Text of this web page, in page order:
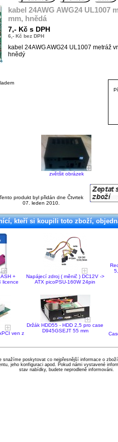
kabel 24AWG AWG24 UL1007
mm, hnědá
7,- Kč s DPH
6,- Kč bez DPH
kabel 24AWG AWG24 UL1007 metráž
hnědý
zvětšit obrázek
produkt byl přidán dne Čtvrtek
07. leden 2010.
kteří si koupili toto zboží,
+
licence
Napájecí zdroj ( měnič ) DC12V ->
ATX picoPSU-160W 24pin
ven z
Držák HDD55 - HDD 2,5 pro case
D945GSEJT 55 mm
snažíme poskytovat co nejpřesnější informace o
jeho konfiguraci apod. Pokud námi vystavené
stav nabídky, budete neprodleně informováni.